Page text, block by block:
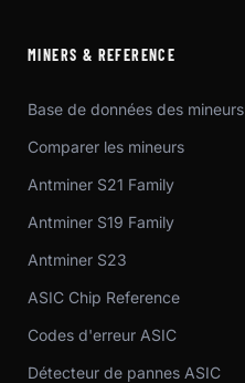
MINERS & REFERENCE
Base de données des mineurs
Comparer les mineurs
Antminer S21 Family
Antminer S19 Family
Antminer S23
ASIC Chip Reference
Codes d'erreur ASIC
Détecteur de pannes ASIC